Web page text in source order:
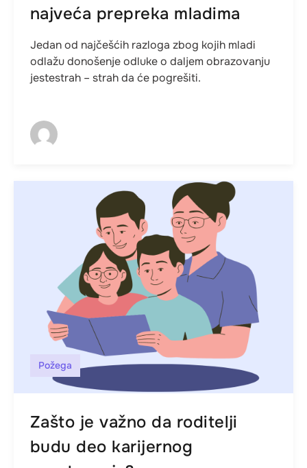
najveća prepreka mladima
Jedan od najčešćih razloga zbog kojih mladi
odlažu donošenje odluke o daljem obrazovanju
jestestrah – strah da će pogrešiti.
Požega
Zašto je važno da roditelji
budu deo karijernog